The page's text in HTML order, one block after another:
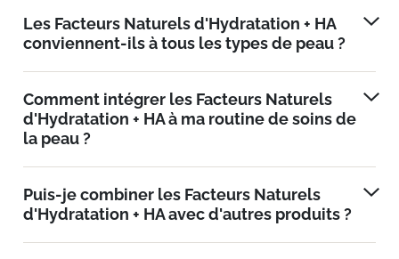
Les Facteurs Naturels d'Hydratation + HA
conviennent-ils à tous les types de peau ?
Comment intégrer les Facteurs Naturels
d'Hydratation + HA à ma routine de soins de
la peau ?
Puis-je combiner les Facteurs Naturels
d'Hydratation + HA avec d'autres produits ?